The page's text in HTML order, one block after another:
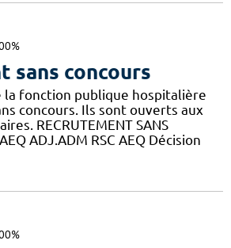
sans concours
la fonction publique hospitalière
concours. Ils sont ouverts aux
RECRUTEMENT SANS
ADJ.ADM RSC AEQ Décision